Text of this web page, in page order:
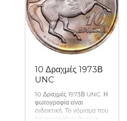
10 Δραχμές 1973Β
UNC
10 Δραχμές 1973Β UNC. Η
φωτογραφία είναι
ενδεικτική. Το νόμισμα που
θα παραλάβετε θα είναι